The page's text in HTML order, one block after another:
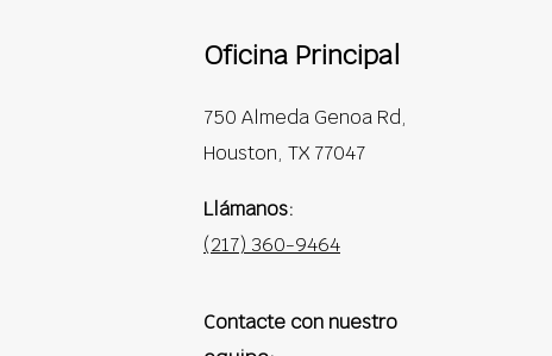
Oficina Principal
750 Almeda Genoa Rd,
Houston, TX 77047
Llámanos:
(217) 360-9464
Contacte con nuestro